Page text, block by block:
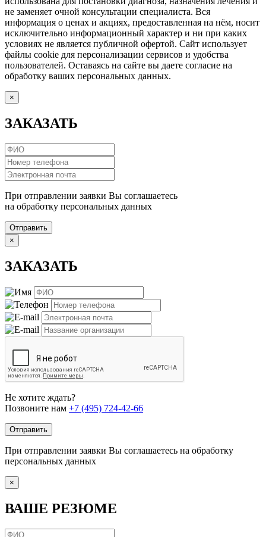
не заменяет очной консультации специалиста. Вся
информация о ценах и акциях, предоставленная на нём, носит
исключительно информационный характер и ни при каких
условиях не является публичной офертой. Сайт использует
файлы cookie для персонализации сервисов и удобства
пользователей. Оставаясь на сайте вы даете согласие на
обработку ваших персональных данных.
×
ЗАКАЗАТЬ
При отправлении заявки Вы соглашаетесь
на обработку персональных данных
Отправить
×
ЗАКАЗАТЬ
Не хотите ждать?
Позвоните нам +7 (495) 724-42-66
Отправить
При отправлении заявки Вы соглашаетесь на обработку
персональных данных
×
ВАШЕ РЕЗЮМЕ